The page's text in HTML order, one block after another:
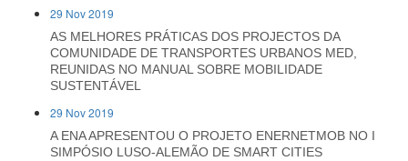
29 Nov 2019
AS MELHORES PRÁTICAS DOS PROJECTOS DA
COMUNIDADE DE TRANSPORTES URBANOS MED,
REUNIDAS NO MANUAL SOBRE MOBILIDADE
SUSTENTÁVEL
29 Nov 2019
A ENA APRESENTOU O PROJETO ENERNETMOB NO I
SIMPÓSIO LUSO-ALEMÃO DE SMART CITIES